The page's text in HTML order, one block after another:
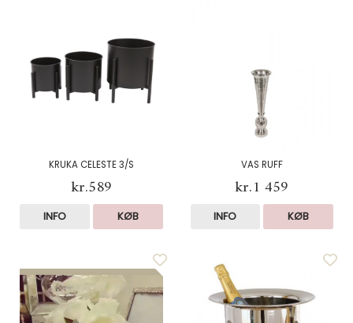
KRUKA CELESTE 3/S
kr.589
INFO KØB
VAS RUFF
kr.1 459
INFO KØB